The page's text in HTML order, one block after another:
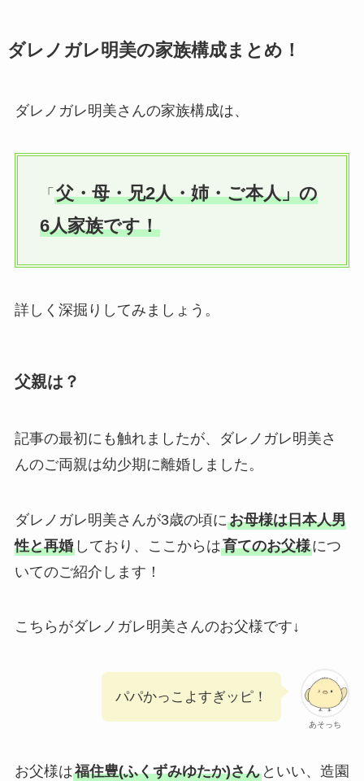
ダレノガレ明美の家族構成まとめ！
ダレノガレ明美さんの家族構成は、
「 父・母・兄2人・姉・ご本人」の
6人家族です！
詳しく深掘りしてみましょう。
父親は？
記事の最初にも触れましたが、ダレノガレ明美さ
んのご両親は幼少期に離婚しました。
ダレノガレ明美さんが3歳の頃にお母様は日本人男
性と再婚しており、ここからは育てのお父様につ
いてのご紹介します！
こちらがダレノガレ明美さんのお父様です↓
あそっち
パパかっこよすぎッピ！
お父様は福住豊(ふくずみゆたか)さんといい、造園